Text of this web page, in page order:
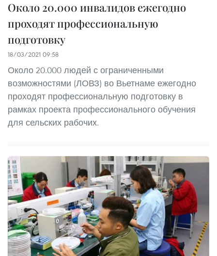
Около 20.000 инвалидов ежегодно
проходят профессиональную
подготовку
18/03/2021 09:58
Около 20.000 людей с ограниченными
возможностями (ЛОВЗ) во Вьетнаме ежегодно
проходят профессиональную подготовку в
рамках проекта профессионального обучения
для сельских рабочих.